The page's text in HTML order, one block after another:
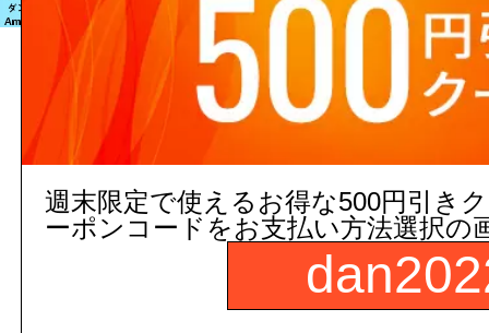
該当する商品は見つかりません
c 2015 dandorie.com All
週末限定で使えるお得な500円引き
ーポンコードをお支払い方法選択の